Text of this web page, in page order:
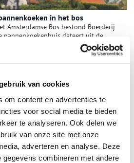
van cookies
om content en advertenties te
voor social media te bieden
te analyseren. Ook delen we
van onze site met onze
adverteren en analyse. Deze
gegevens combineren met andere
in het bos
Amsterdamse Bos bestond Boerderij
pannenkoekenhuis dateert uit de
nog een theeschenkerij was waar
Drie generaties eigenaars
om hen heen zien transformeren